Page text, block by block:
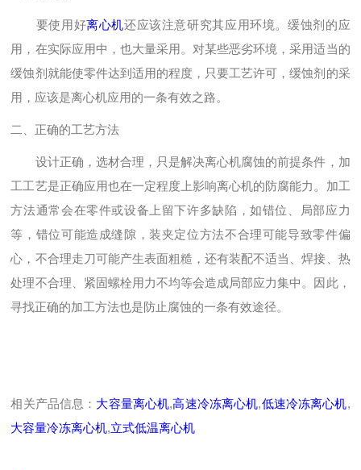
要使用好离心机还应该注意研究其应用环境。缓蚀剂的应
用，在实际应用中，也大量采用。对某些恶劣环境，采用适当的
缓蚀剂就能使零件达到适用的程度，只要工艺许可，缓蚀剂的采
用，应该是离心机应用的一条有效之路。
二、正确的工艺方法
设计正确，选材合理，只是解决离心机腐蚀的前提条件，加
工工艺是正确应用也在一定程度上影响离心机的防腐能力。加工
方法通常会在零件或设备上留下许多缺陷，如错位、局部应力
等，错位可能造成缝隙，装夹定位方法不合理可能导致零件偏
心，不合理走刀可能产生表面粗糙，还有装配不适当、焊接、热
处理不合理、紧固螺栓用力不均等会造成局部应力集中。因此，
寻找正确的加工方法也是防止腐蚀的一条有效途径。
相关产品信息： 大容量离心机,高速冷冻离心机,低速冷冻离心机,
大容量冷冻离心机,立式低温离心机